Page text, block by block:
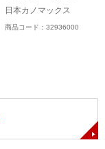
日本カノマックス
商品コード：32936000